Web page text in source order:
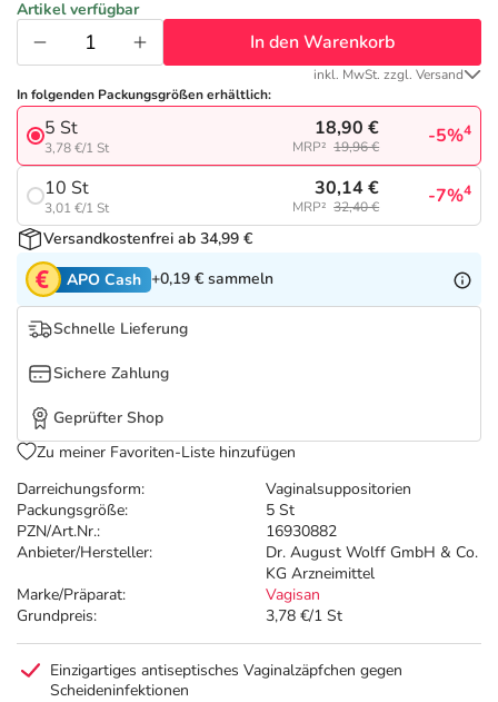
Tierapotheke
Vitamine & Mineralstoffe
Marken
Salus Deals
Darreichungsform:
Vaginalsuppositorien
Packungsgröße:
5 St
PZN/Art.Nr.:
16930882
Anbieter/Hersteller:
Dr. August Wolff GmbH & Co.
KG Arzneimittel
Marke/Präparat:
Vagisan
Grundpreis:
3,78 €/1 St
Artikel verfügbar
In den Warenkorb
inkl. MwSt. zzgl. Versand
In folgenden Packungsgrößen erhältlich:
5 St
3,78 €/1 St
18,90 €
MRP² 19,96 € -5%4
10 St
3,01 €/1 St
30,14 €
MRP² 32,40 € -7%4
Versandkostenfrei ab 34,99 €
APO Cash +0,19 € sammeln
Schnelle Lieferung
Sichere Zahlung
Geprüfter Shop
Zu meiner Favoriten-Liste hinzufügen
Einzigartiges antiseptisches Vaginalzäpfchen gegen
Scheideninfektionen